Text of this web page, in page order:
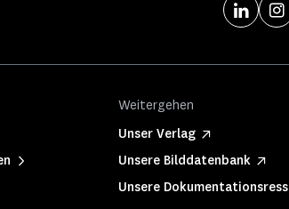
Weitergehen
Unser Verlag
Unsere Bilddatenbank
Unsere